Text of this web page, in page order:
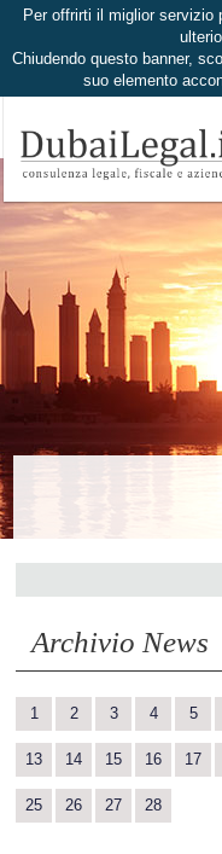
Per offrirti il miglior
Chiudendo questo banner,
suo elemento
Archivio News
1 2 3 4 5
13 14 15 16 17
25 26 27 28